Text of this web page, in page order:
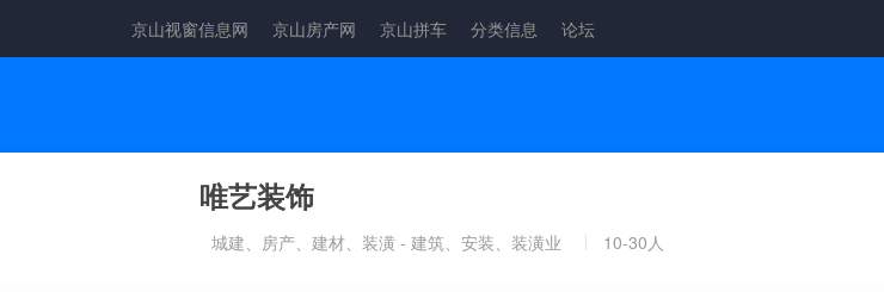
京山视窗信息网 京山房产网 京山拼车 分类信息 论坛
唯艺装饰
城建、房产、建材、装潢 - 建筑、安装、装潢业 10-30人